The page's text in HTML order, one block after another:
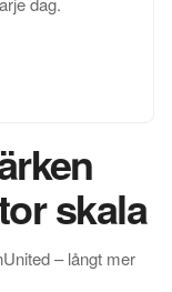
skala
– långt mer